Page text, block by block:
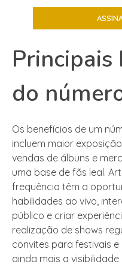
Principais
do
Os benefícios de um
incluem maior
vendas de álbuns e
uma base de fãs leal.
frequência têm a
habilidades ao vivo,
público e criar
realização de shows
convites para festivais
ainda mais a